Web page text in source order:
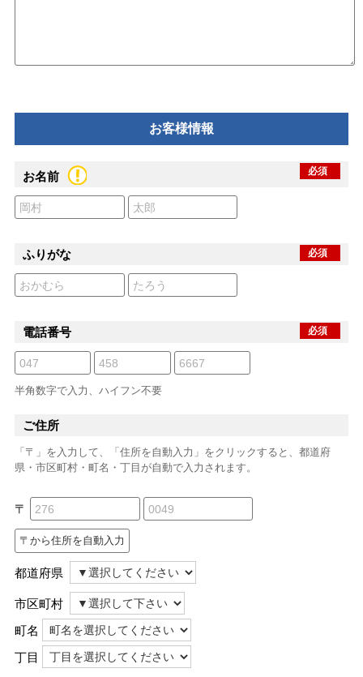
お客様情報
お名前 必須
ふりがな 必須
電話番号 必須
半角数字で入力、ハイフン不要
ご住所
「〒」を入力して、「住所を自動入力」をクリックすると、都道府
県・市区町村・町名・丁目が自動で入力されます。
〒
都道府県
市区町村
町名
丁目